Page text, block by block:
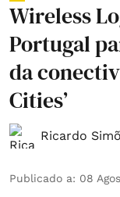
Wireless
Portugal
da
Cities’
Ricardo
Publicado a: 08